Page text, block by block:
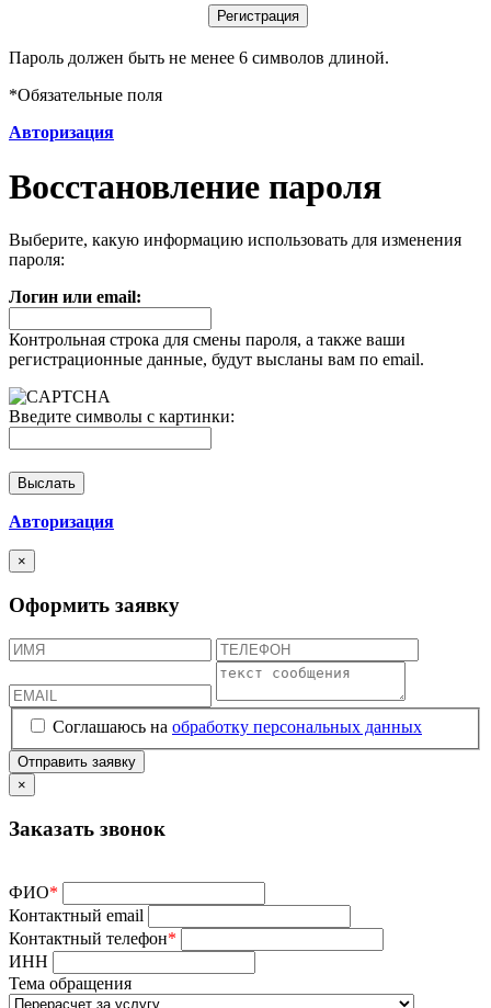
Пароль должен быть не менее 6 символов длиной.
*Обязательные поля
Авторизация
Восстановление пароля
Выберите, какую информацию использовать для изменения
пароля:
Логин или email:
Контрольная строка для смены пароля, а также ваши
регистрационные данные, будут высланы вам по email.
Введите символы с картинки:
Авторизация
×
Оформить заявку
Соглашаюсь на обработку персональных данных
×
Заказать звонок
ФИО*
Контактный email
Контактный телефон*
ИНН
Тема обращения